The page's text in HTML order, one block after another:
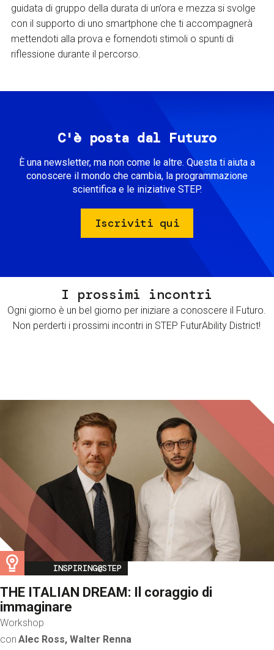
guidata di gruppo della durata di un’ora e mezza si svolge
con il supporto di uno smartphone che ti accompagnerà
mettendoti alla prova e fornendoti stimoli o spunti di
riflessione durante il percorso.
C'è posta dal Futuro
È una newsletter, ma non come le altre. Questa ti aiuta a
conoscere il mondo che cambia, la programmazione
scientifica e le iniziative STEP.
Iscriviti qui
I prossimi incontri
Ogni giorno è un bel giorno per iniziare a conoscere il Futuro.
Non perderti i prossimi incontri in STEP FuturAbility District!
Image
INSPIRING@STEP
THE ITALIAN DREAM: Il coraggio di
immaginare
Workshop
con Alec Ross, Walter Renna